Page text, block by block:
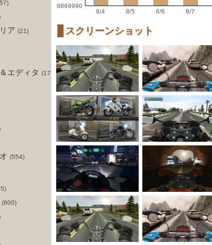
ア (21)
エディタ (17
(554)
(600)
8869990
8/4 8/5 8/6 8/7
スクリーンショット